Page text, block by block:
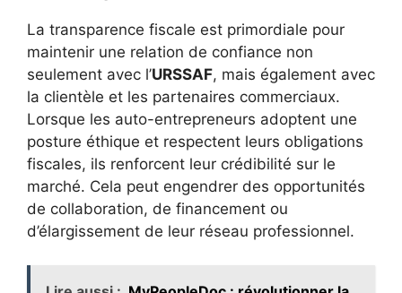
La transparence fiscale est primordiale pour
maintenir une relation de confiance non
seulement avec l’URSSAF, mais également avec
la clientèle et les partenaires commerciaux.
Lorsque les auto-entrepreneurs adoptent une
posture éthique et respectent leurs obligations
fiscales, ils renforcent leur crédibilité sur le
marché. Cela peut engendrer des opportunités
de collaboration, de financement ou
d’élargissement de leur réseau professionnel.